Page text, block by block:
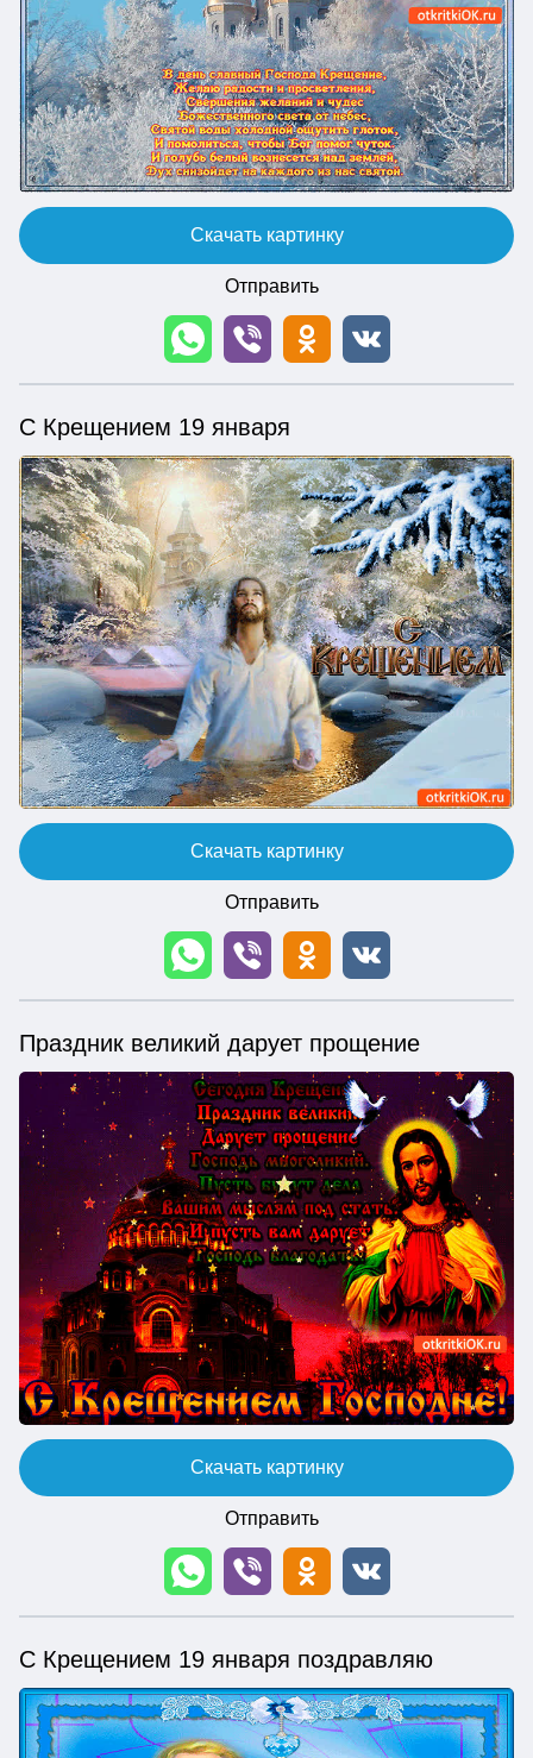
Скачать картинку
Отправить
С Крещением 19 января
Скачать картинку
Отправить
Праздник великий дарует прощение
Скачать картинку
Отправить
С Крещением 19 января поздравляю